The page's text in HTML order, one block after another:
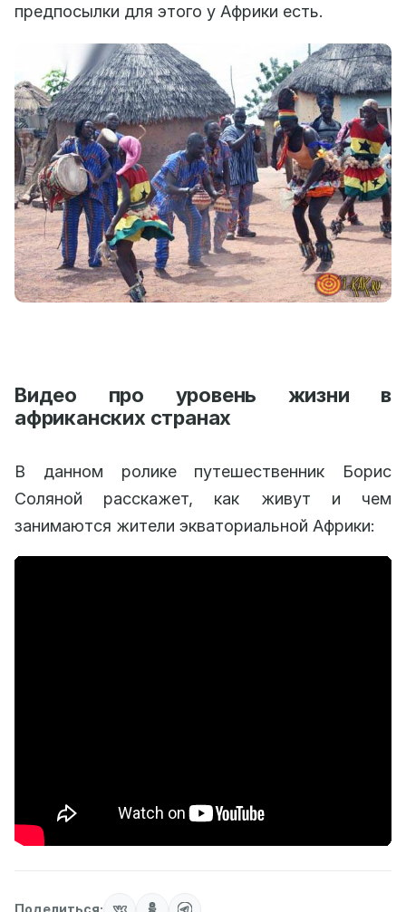
предпосылки для этого у Африки есть.
Видео про уровень жизни в
африканских странах
В данном ролике путешественник Борис
Соляной расскажет, как живут и чем
занимаются жители экваториальной Африки: